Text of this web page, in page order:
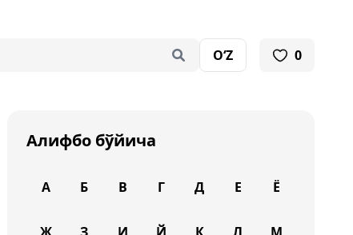
O‘Z 0
Алифбо бўйича
А Б В Г Д Е Ё